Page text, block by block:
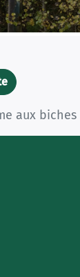
aux biches